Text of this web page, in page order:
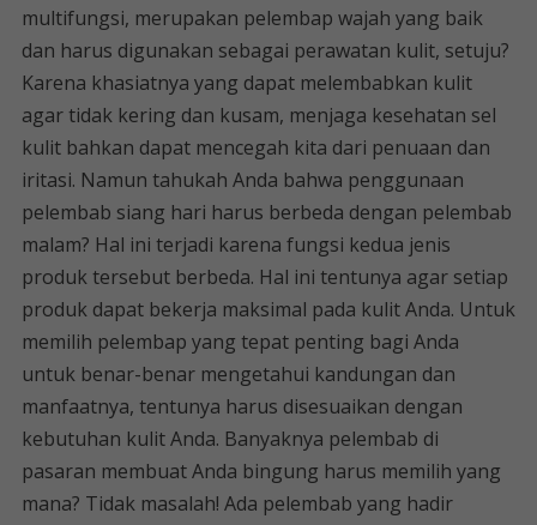
multifungsi, merupakan pelembap wajah yang baik
dan harus digunakan sebagai perawatan kulit, setuju?
Karena khasiatnya yang dapat melembabkan kulit
agar tidak kering dan kusam, menjaga kesehatan sel
kulit bahkan dapat mencegah kita dari penuaan dan
iritasi. Namun tahukah Anda bahwa penggunaan
pelembab siang hari harus berbeda dengan pelembab
malam? Hal ini terjadi karena fungsi kedua jenis
produk tersebut berbeda. Hal ini tentunya agar setiap
produk dapat bekerja maksimal pada kulit Anda. Untuk
memilih pelembap yang tepat penting bagi Anda
untuk benar-benar mengetahui kandungan dan
manfaatnya, tentunya harus disesuaikan dengan
kebutuhan kulit Anda. Banyaknya pelembab di
pasaran membuat Anda bingung harus memilih yang
mana? Tidak masalah! Ada pelembab yang hadir